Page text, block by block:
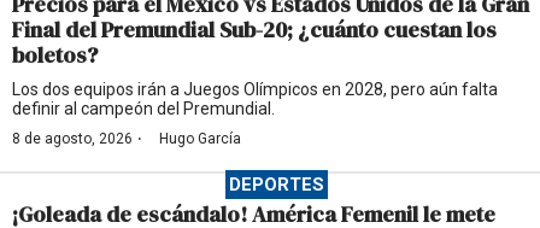
Final del Premundial Sub-20; ¿cuánto cuestan los
boletos?
Los dos equipos irán a Juegos Olímpicos en 2028, pero aún falta
definir al campeón del Premundial.
8 de agosto, 2026 · Hugo García
DEPORTES
¡Goleada de escándalo! América Femenil le mete